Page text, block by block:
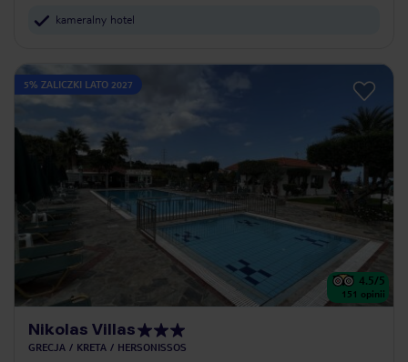
kameralny hotel
5% ZALICZKI LATO 2027
4.5/5
151 opinii
Nikolas Villas
GRECJA KRETA HERSONISSOS